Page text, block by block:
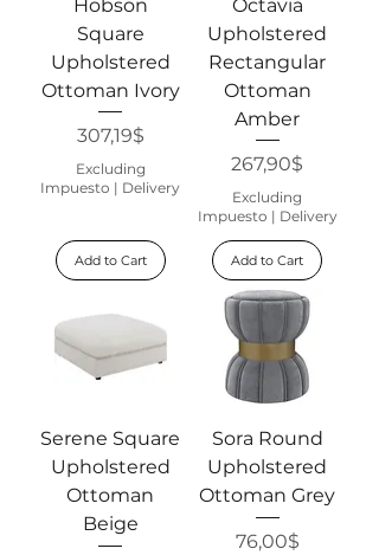
Hobson
Square
Upholstered
Ottoman Ivory
Price
307,19$
Excluding
Impuesto | Delivery
Add to Cart
Octavia
Upholstered
Rectangular
Ottoman
Amber
Price
267,90$
Excluding
Impuesto | Delivery
Add to Cart
Serene Square
Upholstered
Ottoman
Beige
Sora Round
Upholstered
Ottoman Grey
Price
76,00$